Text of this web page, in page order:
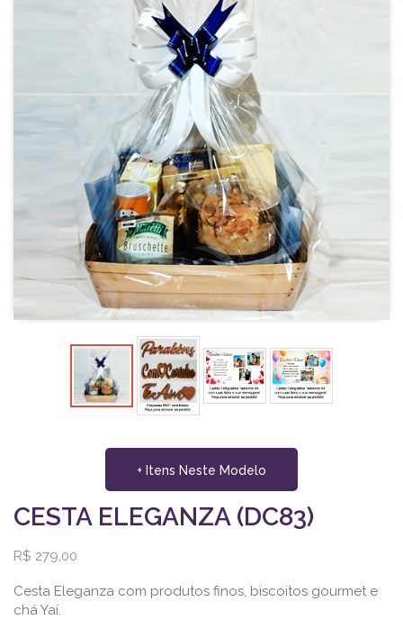
+ Itens Neste Modelo
CESTA ELEGANZA (DC83)
R$ 279,00
Cesta Eleganza com produtos finos, biscoitos gourmet e
chá Yaí.